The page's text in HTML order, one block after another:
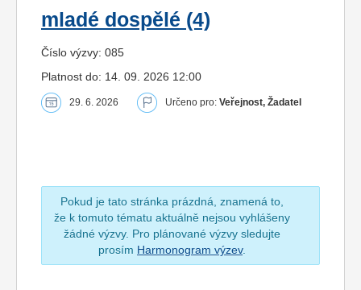
mladé dospělé (4)
Číslo výzvy: 085
Platnost do: 14. 09. 2026 12:00
29. 6. 2026 Určeno pro: Veřejnost, Žadatel
Pokud je tato stránka prázdná, znamená to,
že k tomuto tématu aktuálně nejsou vyhlášeny
žádné výzvy. Pro plánované výzvy sledujte
prosím Harmonogram výzev.